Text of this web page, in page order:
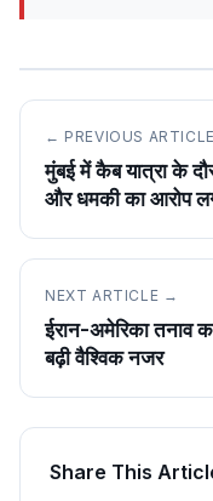
← PREVIOUS ARTICLE
मुंबई में कैब यात्रा के
और धमकी का आरोप
NEXT ARTICLE →
ईरान-अमेरिका तनाव
बढ़ी वैश्विक नजर
Share This